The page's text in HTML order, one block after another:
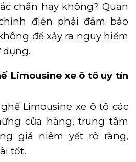
chắn hay không? Quan
điện phải đảm bảo
để xảy ra nguy hiểm
dụng.
Limousine xe ô tô uy tín
Limousine xe ô tô các
cửa hàng, trung tâm
giá niêm yết rõ ràng,
tốt.